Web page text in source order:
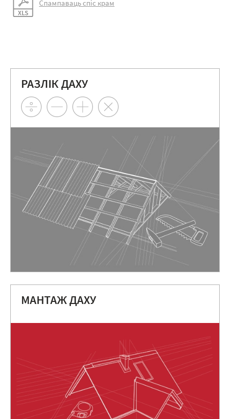
Спампаваць спіс крам
РАЗЛІК ДАХУ
МАНТАЖ ДАХУ